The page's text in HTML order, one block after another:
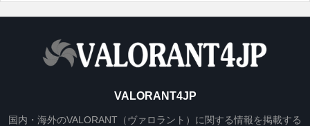
VALORANT4JP
国内・海外のVALORANT（ヴァロラント）に関する情報を掲載する